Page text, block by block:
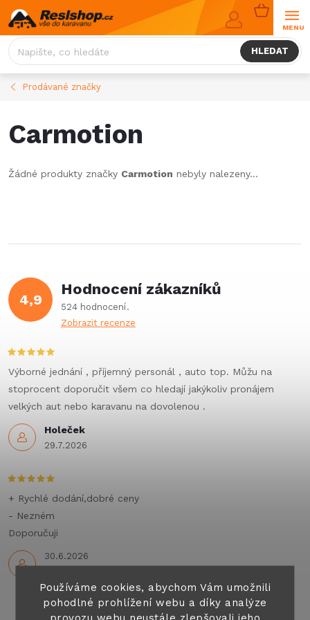
Používáme cookies, abychom Vám umožnili
pohodlné prohlížení webu a díky analýze
provozu webu neustále zlepšovali jeho
Přejít
na
obsah
HLEDAT
NÁKUPNÍ
KOŠÍK
Prodávané značky
Carmotion
Žádné produkty značky Carmotion nebyly nalezeny...
4,9
Hodnocení zákazníků
524 hodnocení
Zobrazit recenze
Holeček
29.7.2026
Výborné jednání , příjemný personál , auto top. Můžu na
stoprocent doporučit všem co hledají jakýkoliv pronájem
velkých aut nebo karavanu na dovolenou .
30.6.2026
+ Rychlé dodání,dobré ceny
- Nezném
Doporučuji